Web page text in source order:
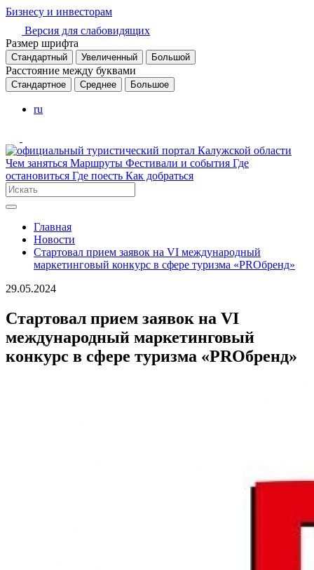
Бизнесу и инвесторам
Версия для слабовидящих
Размер шрифта
Стандартный Увеличенный Большой
Расстояние между буквами
Стандартное Среднее Большое
ru
Чем заняться Маршруты Фестивали и события Где
остановиться Где поесть Как добраться
Главная
Новости
Стартовал прием заявок на VI международный
маркетинговый конкурс в сфере туризма «PROбренд»
29.05.2024
Стартовал прием заявок на VI
международный маркетинговый
конкурс в сфере туризма «PROбренд»